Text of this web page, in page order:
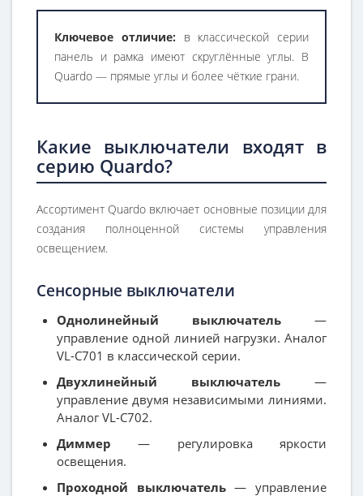
Ключевое отличие: в классической серии
панель и рамка имеют скруглённые углы. В
Quardo — прямые углы и более чёткие грани.
Какие выключатели входят в
серию Quardo?
Ассортимент Quardo включает основные позиции для
создания полноценной системы управления
освещением.
Сенсорные выключатели
Однолинейный выключатель —
управление одной линией нагрузки. Аналог
VL-C701 в классической серии.
Двухлинейный выключатель —
управление двумя независимыми линиями.
Аналог VL-C702.
Диммер — регулировка яркости
освещения.
Проходной выключатель— управление